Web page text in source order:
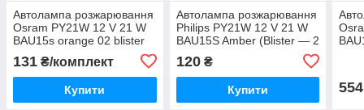
Автолампа розжарювання
Osram PY21W 12 V 21 W
BAU15s orange 02 blister
131 ₴/комплект
Купити
Автолампа розжарювання
Philips PY21W 12 V 21 W
BAU15S Amber (Blister — 2
120₴
Купити 554